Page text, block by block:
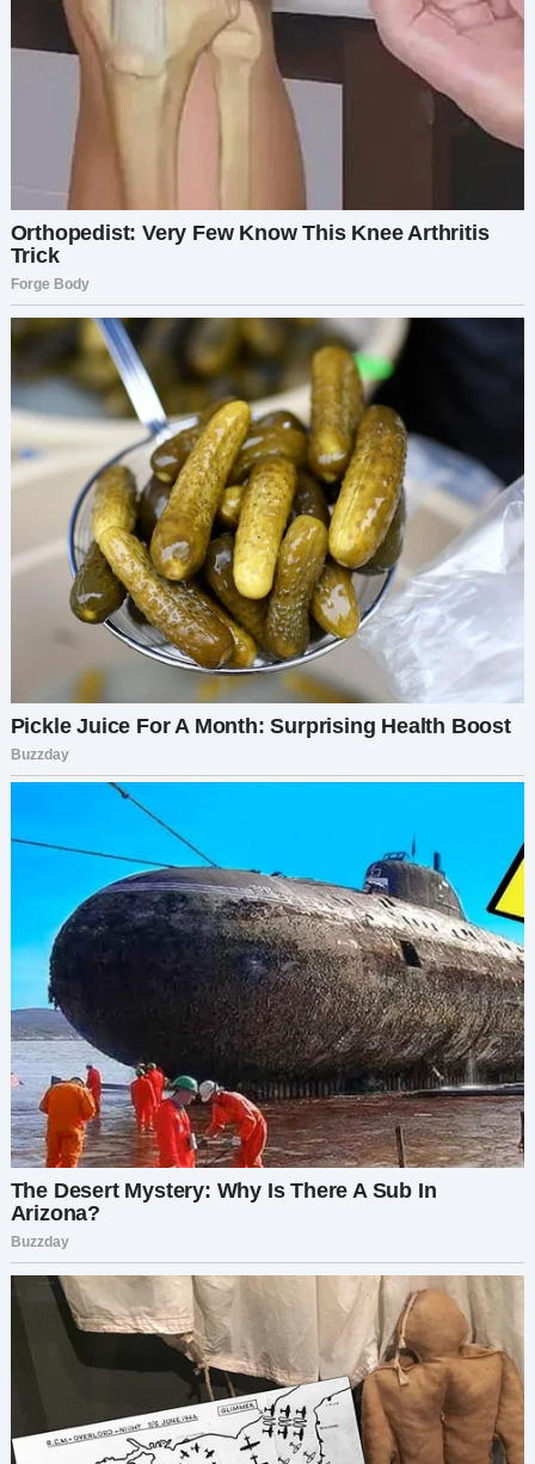
бесконечную череду визитов к врачам,
лекарств и бессонных ночей.
И вот настал момент, который перевернул всё.
Я отнесла её анализы другому врачу — доктору
Гриневу, одному из лучших в городе — в
надежде на новый план лечения, на чудо. Он
внимательно изучал бумаги, хмурясь. А потом
побледнел.
У меня внутри всё похолодело.
— Доктор Гринев? — мой голос дрожал. — Что
случилось? Боже, всё настолько плохо?
Он колебался, глядя на меня с каким-то
странным выражением.
— Девушка… вам никто не говорил? Я даже не
знаю, как сказать это… но ваша мама… не
больна.
Эти слова ударили меня, как грузовик.
Я нервно рассмеялась:
— Что? Нет, это невозможно. Мы были у кучи
специалистов. Она столько раз лежала в
больнице. Я потратила тысячи на её лечение!
Доктор тяжело вздохнул, пролистывая бумаги.
— Я не знаю, что вам говорили другие врачи, но
никакого физического заболевания у вашей
матери нет. Эти анализы… — он постучал по
бумагам. — Они не показывают никаких
признаков болезни. Ни рака, ни
дегенеративных заболеваний. Ничего.
Я не могла дышать.
— Но у неё же есть симптомы! — возразила я. —
Слабость, головокружение, боль…
Он кивнул:
— Иногда люди испытывают такие симптомы
по психологическим причинам. Синдром